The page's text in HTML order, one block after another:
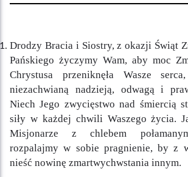
Drodzy Bracia i Siostry, z okazji Świąt
Pańskiego życzymy Wam, aby moc
Chrystusa przeniknęła Wasze
niezachwianą nadzieją, odwagą i
Niech Jego zwycięstwo nad śmiercią
siły w każdej chwili Waszego życia.
Misjonarze z chlebem
rozpalajmy w sobie pragnienie, by z
nieść nowinę zmartwychwstania innym.